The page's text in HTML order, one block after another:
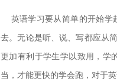
英语学习要从简单的开始学
去。无论是听、说、写都应从
更加有利于学生学以致用，学
当，才能更快的学会跑，对于